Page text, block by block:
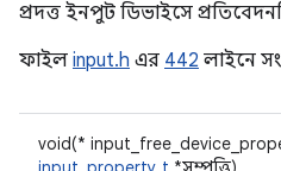
প্রদত্ত ইনপুট ডিভাইসে
ফাইল input.h এর 442 লাইনে
void(*